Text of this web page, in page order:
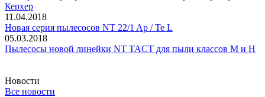
Керхер
11.04.2018
Новая серия пылесосов NT 22/1 Ap / Te L
05.03.2018
Пылесосы новой линейки NT TACT для пыли классов M и H
Новости
Все новости